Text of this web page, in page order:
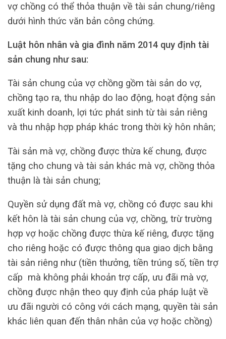
vợ chồng có thể thỏa thuận về tài sản chung/riêng
dưới hình thức văn bản công chứng.
Luật hôn nhân và gia đình năm 2014 quy định tài
sản chung như sau:
Tài sản chung của vợ chồng gồm tài sản do vợ,
chồng tạo ra, thu nhập do lao động, hoạt động sản
xuất kinh doanh, lợi tức phát sinh từ tài sản riêng
và thu nhập hợp pháp khác trong thời kỳ hôn nhân;
Tài sản mà vợ, chồng được thừa kế chung, được
tặng cho chung và tài sản khác mà vợ, chồng thỏa
thuận là tài sản chung;
Quyền sử dụng đất mà vợ, chồng có được sau khi
kết hôn là tài sản chung của vợ, chồng, trừ trường
hợp vợ hoặc chồng được thừa kế riêng, được tặng
cho riêng hoặc có được thông qua giao dịch bằng
tài sản riêng như (tiền thưởng, tiền trúng số, tiền trợ
cấp mà không phải khoản trợ cấp, ưu đãi mà vợ,
chồng được nhận theo quy định của pháp luật về
ưu đãi người có công với cách mạng, quyền tài sản
khác liên quan đến thân nhân của vợ hoặc chồng)